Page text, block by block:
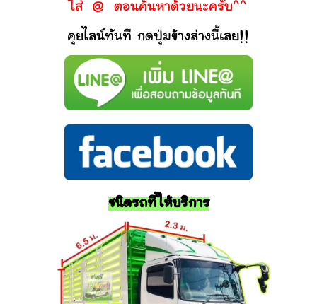
ใส่ @ ตอนค้นหาด้วยนะครับ^^
คุยไลน์ทันที กดปุ่มข้างล่างนี้เลย!!
ชนิดรถที่ให้บริการ